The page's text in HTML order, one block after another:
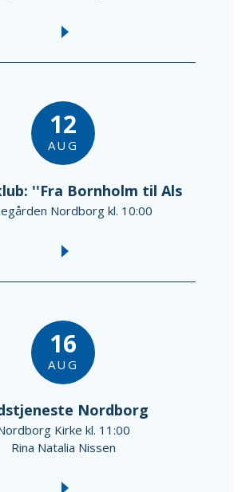
12
AUG
''Fra Bornholm til Als
Nordborg kl. 10:00
16
AUG
Nordborg
Kirke kl. 11:00
Rina Natalia Nissen